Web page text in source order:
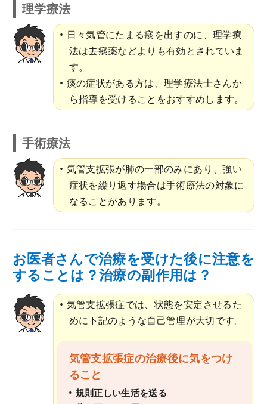
理学療法
日々気管にたまる痰を出すのに、理学療
法は去痰薬などよりも有効とされていま
す。
痰の症状がある方は、理学療法士さんか
ら指導を受けることをおすすめします。
手術療法
気管支拡張が肺の一部のみにあり、強い
症状を繰り返す場合は手術療法の対象に
なることがあります。
お医者さんで治療を受けた後に注意を
することは？治療の副作用は？
気管支拡張症では、状態を安定させるた
めに下記のような自己管理が大切です。
気管支拡張症の治療後に気をつけ
ること
規則正しい生活を送る